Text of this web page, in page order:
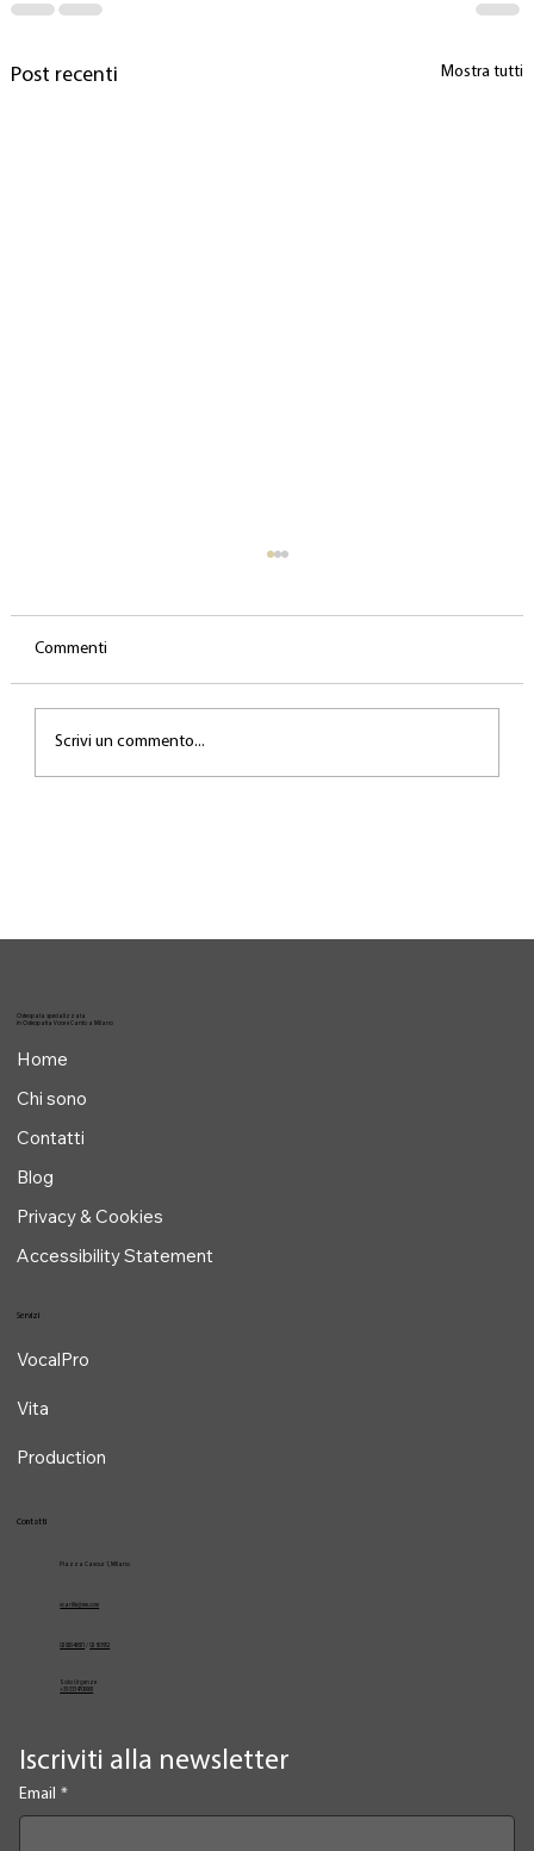
Post recenti Mostra tutti
Commenti
Scrivi un commento...
Iscriviti alla newsletter
Email *
Osteopata specializzata
in Osteopatia Voce e Canto a Milano
Home
Chi sono
Contatti
Blog
Privacy & Cookies
Accessibility Statement
Contatti
Piazza Cavour 1, Milano
vcarlile@me.com
02 82948631 / 02 653952
Solo Urgenze
+39 3334709981
Servizi
VocalPro
Vita
Production